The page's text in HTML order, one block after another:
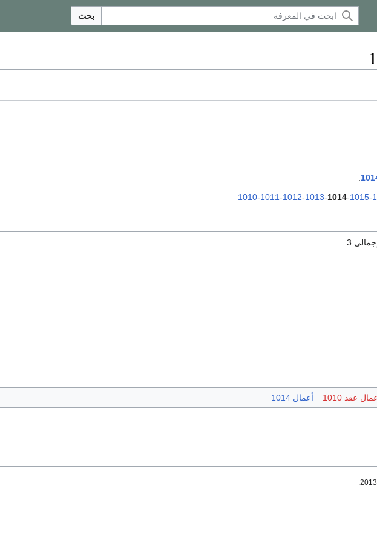
بحث
1010-1011-1012-1013-1014-1015-
عقد 1010 أعمال 1014